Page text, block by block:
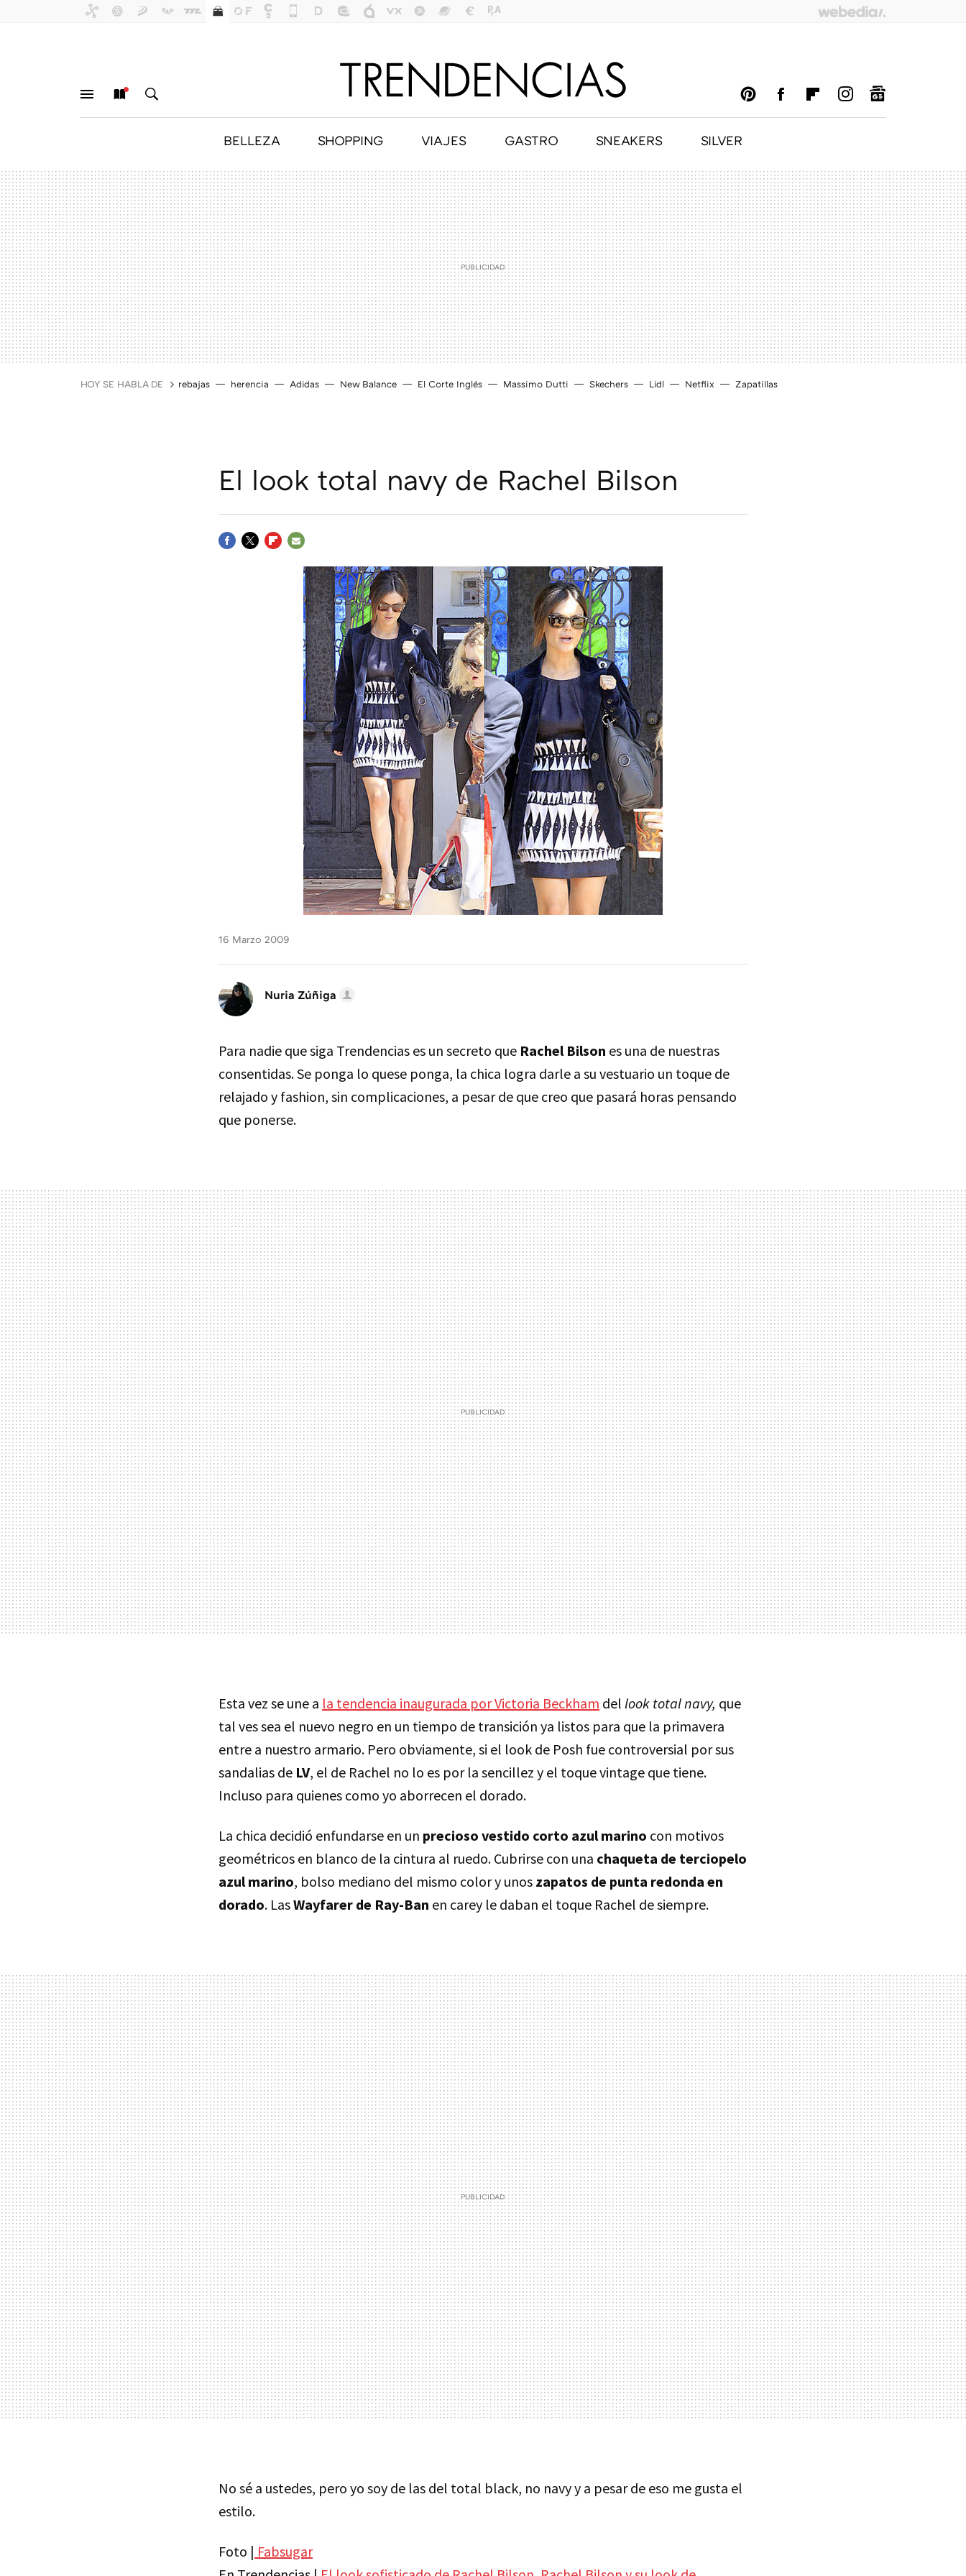
BELLEZA SHOPPING VIAJES GASTRO SNEAKERS SILVER
HOY SE HABLA DE rebajas herencia Adidas New Balance El Corte Inglés Massimo Dutti Skechers Lidl Netflix Zapatillas
El look total navy de Rachel Bilson
MAIL
16 Marzo 2009
Nuria Zúñiga
Para nadie que siga Trendencias es un secreto que Rachel Bilson es una de nuestras
consentidas. Se ponga lo quese ponga, la chica logra darle a su vestuario un toque de
relajado y fashion, sin complicaciones, a pesar de que creo que pasará horas pensando
que ponerse.
Esta vez se une a la tendencia inaugurada por Victoria Beckham del look total navy, que
tal ves sea el nuevo negro en un tiempo de transición ya listos para que la primavera
entre a nuestro armario. Pero obviamente, si el look de Posh fue controversial por sus
sandalias de LV, el de Rachel no lo es por la sencillez y el toque vintage que tiene.
Incluso para quienes como yo aborrecen el dorado.
La chica decidió enfundarse en un precioso vestido corto azul marino con motivos
geométricos en blanco de la cintura al ruedo. Cubrirse con una chaqueta de terciopelo
azul marino, bolso mediano del mismo color y unos zapatos de punta redonda en
dorado. LasWayfarer de Ray-Ban en carey le daban el toque Rachel de siempre.
No sé a ustedes, pero yo soy de las del total black, no navy y a pesar de eso me gusta el
estilo.
Foto | Fabsugar